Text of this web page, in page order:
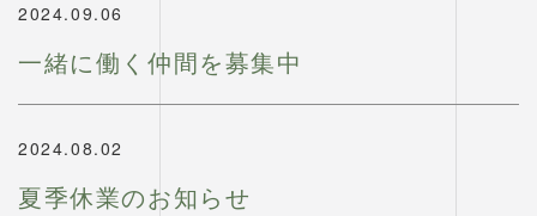
2024.09.06
一緒に働く仲間を募集中
2024.08.02
夏季休業のお知らせ